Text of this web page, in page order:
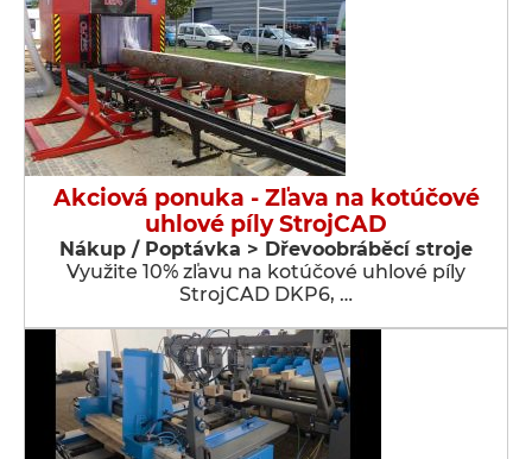
Akciová ponuka - Zľava na kotúčové
uhlové píly StrojCAD
Nákup / Poptávka > Dřevoobráběcí stroje
Využite 10% zľavu na kotúčové uhlové píly
StrojCAD DKP6, …